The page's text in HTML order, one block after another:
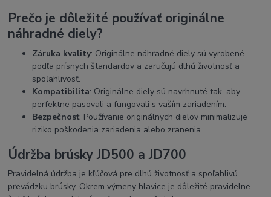
Prečo je dôležité používať originálne
náhradné diely?
Záruka kvality: Originálne náhradné diely sú vyrobené
podľa prísnych štandardov a zaručujú dlhú životnosť a
spoľahlivosť.
Kompatibilita: Originálne diely sú navrhnuté tak, aby
perfektne pasovali a fungovali s vaším zariadením.
Bezpečnosť: Používanie originálnych dielov minimalizuje
riziko poškodenia zariadenia alebo zranenia.
Údržba brúsky JD500 a JD700
Pravidelná údržba je kľúčová pre dlhú životnosť a spoľahlivú
prevádzku brúsky. Okrem výmeny hlavice je dôležité pravidelne